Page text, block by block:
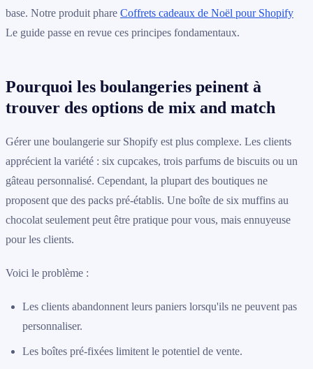
base. Notre produit phare Coffrets cadeaux de Noël pour Shopify
Le guide passe en revue ces principes fondamentaux.
Pourquoi les boulangeries peinent à
trouver des options de mix and match
Gérer une boulangerie sur Shopify est plus complexe. Les clients
apprécient la variété : six cupcakes, trois parfums de biscuits ou un
gâteau personnalisé. Cependant, la plupart des boutiques ne
proposent que des packs pré-établis. Une boîte de six muffins au
chocolat seulement peut être pratique pour vous, mais ennuyeuse
pour les clients.
Voici le problème :
Les clients abandonnent leurs paniers lorsqu'ils ne peuvent pas
personnaliser.
Les boîtes pré-fixées limitent le potentiel de vente.